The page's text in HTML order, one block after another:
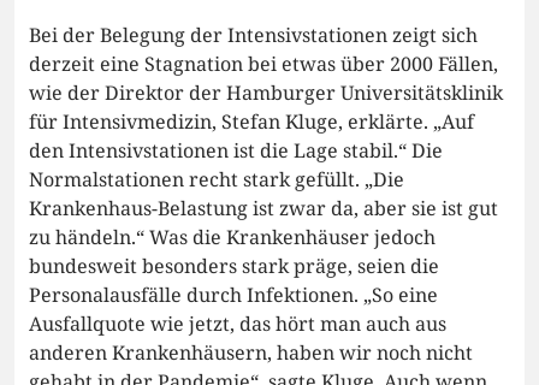
Bei der Belegung der Intensivstationen zeigt sich
derzeit eine Stagnation bei etwas über 2000 Fällen,
wie der Direktor der Hamburger Universitätsklinik
für Intensivmedizin, Stefan Kluge, erklärte. „Auf
den Intensivstationen ist die Lage stabil.“ Die
Normalstationen recht stark gefüllt. „Die
Krankenhaus-Belastung ist zwar da, aber sie ist gut
zu händeln.“ Was die Krankenhäuser jedoch
bundesweit besonders stark präge, seien die
Personalausfälle durch Infektionen. „So eine
Ausfallquote wie jetzt, das hört man auch aus
anderen Krankenhäusern, haben wir noch nicht